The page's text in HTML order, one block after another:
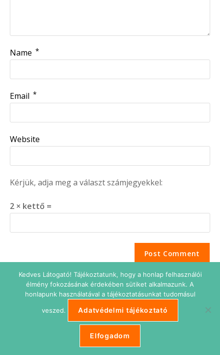
Name *
Email *
Website
Kérjük, adja meg a választ számjegyekkel:
2 × kettő =
Adatkezelési tájékoztató Impresszum
Süti beállítások
Copyright © 2026 Etikus Ingatlanos
Kedves Látogató! Tájékoztatunk, hogy a honlap felhasználói
élmény fokozásának érdekében sütiket alkalmazunk. A
honlapunk használatával a tájékoztatásunkat tudomásul
veszed. Adatvédelmi tájékoztató
Elfogadom